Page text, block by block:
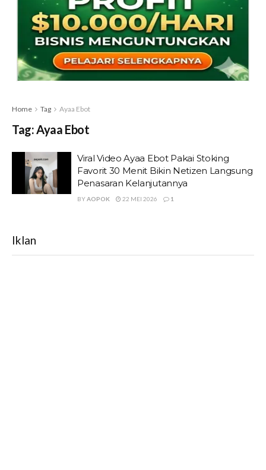
Home Tag Ayaa Ebot
Tag: Ayaa Ebot
Viral Video Ayaa Ebot Pakai Stoking
Favorit 30 Menit Bikin Netizen Langsung
Penasaran Kelanjutannya
BYAOPOK 22 MEI 2026 1
Iklan